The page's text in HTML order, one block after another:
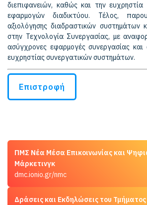
διεπιφανειών, καθώς και την ευχρηστία
εφαρμογών διαδικτύου. Τέλος,
αξιολόγησης διαδραστικών συστημάτων
στην Τεχνολογία Συνεργασίας, με
ασύγχρονες εφαρμογές συνεργασίας και
ευχρηστίας συνεργατικών συστημάτων.
Επιστροφή
ΠΜΣ Νέα Μέσα Επικοινωνίας και
Μάρκετινγκ
dmc.ionio.gr/nmc
Δράσεις και Εκδηλώσεις του Τμήματος